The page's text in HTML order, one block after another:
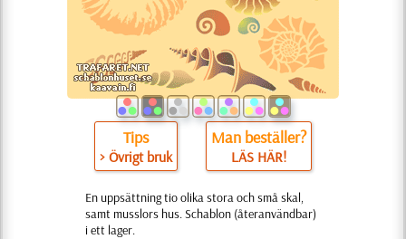
Tips
> Övrigt bruk
Man beställer?
LÄS HÄR!
En uppsättning tio olika stora och små skal,
samt musslors hus. Schablon (återanvändbar)
i ett lager.